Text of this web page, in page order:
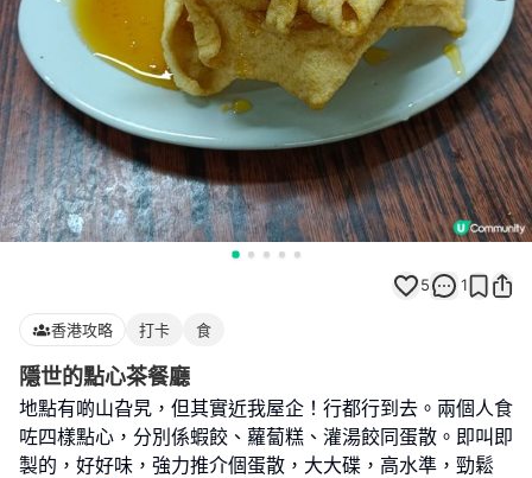
5 1
香港攻略 打卡 食
隱世的點心茶餐廳
地點有啲山旮旯，但其實近我屋企！行都行到去。兩個人食
咗四樣點心，分別係蝦餃、蘿蔔糕、灌湯餃同蛋散。即叫即
製的，好好味，強力推介個蛋散，大大碟，高水準，勁鬆